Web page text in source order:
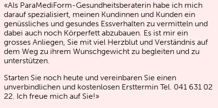
«Als ParaMediForm-Gesundheitsberaterin habe ich mich
darauf spezialisiert, meinen Kundinnen und Kunden ein
genüssliches und gesundes Essverhalten zu vermitteln und
dabei auch noch Körperfett abzubauen. Es ist mir ein
grosses Anliegen, Sie mit viel Herzblut und Verständnis auf
dem Weg zu ihrem Wunschgewicht zu begleiten und zu
unterstützen.
Starten Sie noch heute und vereinbaren Sie einen
unverbindlichen und kostenlosen Ersttermin Tel. 041 631 02
22. Ich freue mich auf Sie!»